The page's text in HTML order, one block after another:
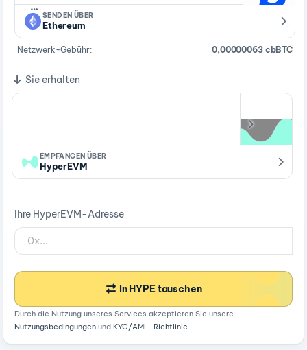
…
SENDEN ÜBER
Ethereum
Netzwerk-Gebühr: 0,00000063 cbBTC
Sie erhalten
EMPFANGEN ÜBER
HyperEVM
Ihre HyperEVM-Adresse
In HYPE tauschen
Durch die Nutzung unseres Services akzeptieren Sie unsere
Nutzungsbedingungen und KYC/AML-Richtlinie.